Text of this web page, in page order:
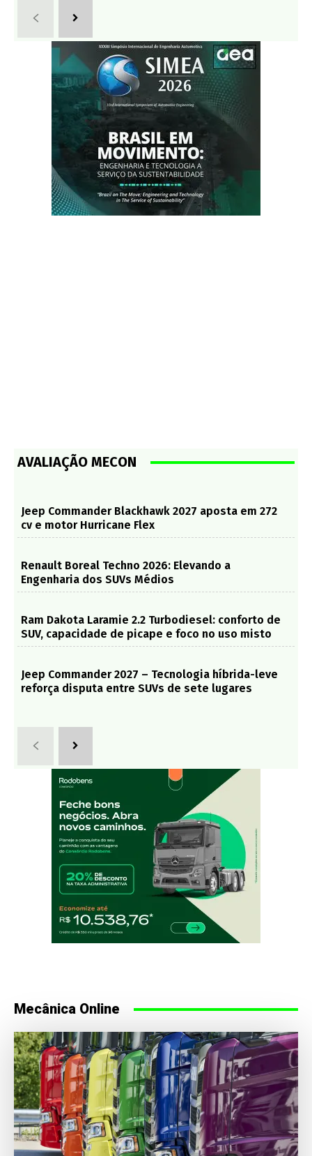
AVALIAÇÃO MECON
Jeep Commander Blackhawk 2027 aposta em 272
cv e motor Hurricane Flex
Renault Boreal Techno 2026: Elevando a
Engenharia dos SUVs Médios
Ram Dakota Laramie 2.2 Turbodiesel: conforto de
SUV, capacidade de picape e foco no uso misto
Jeep Commander 2027 – Tecnologia híbrida-leve
reforça disputa entre SUVs de sete lugares
Mecânica Online